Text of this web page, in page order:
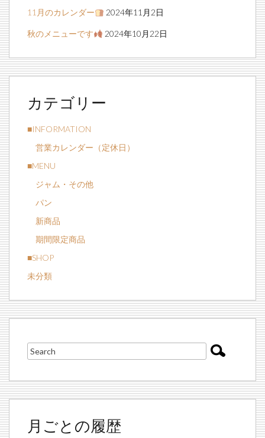
11月のカレンダー 2024年11月2日
秋のメニューです 2024年10月22日
カテゴリー
■INFORMATION
営業カレンダー（定休日）
■MENU
ジャム・その他
パン
新商品
期間限定商品
■SHOP
未分類
月ごとの履歴